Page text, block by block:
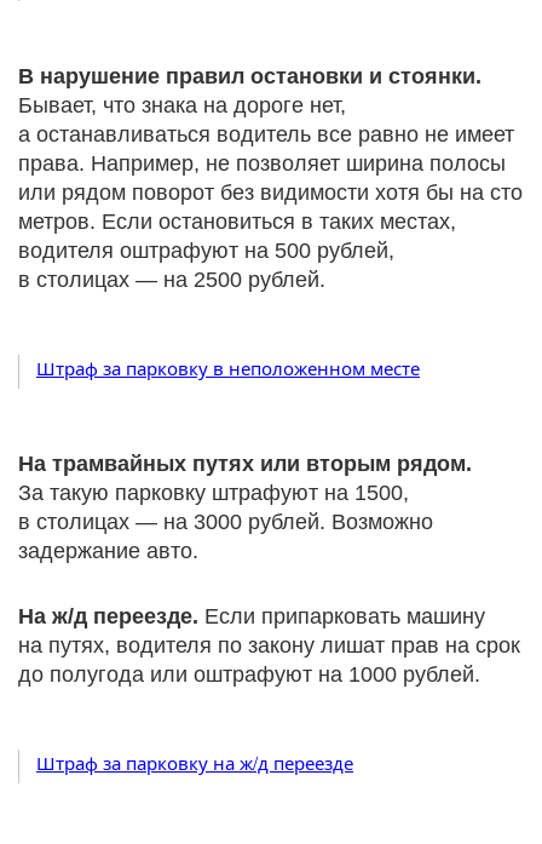
В нарушение правил остановки и стоянки.
Бывает, что знака на дороге нет,
а останавливаться водитель все равно не имеет
права. Например, не позволяет ширина полосы
или рядом поворот без видимости хотя бы на сто
метров. Если остановиться в таких местах,
водителя оштрафуют на 500 рублей,
в столицах — на 2500 рублей.
Штраф за парковку в неположенном месте
На трамвайных путях или вторым рядом.
За такую парковку штрафуют на 1500,
в столицах — на 3000 рублей. Возможно
задержание авто.
На ж/д переезде. Если припарковать машину
на путях, водителя по закону лишат прав на срок
до полугода или оштрафуют на 1000 рублей.
Штраф за парковку на ж/д переезде